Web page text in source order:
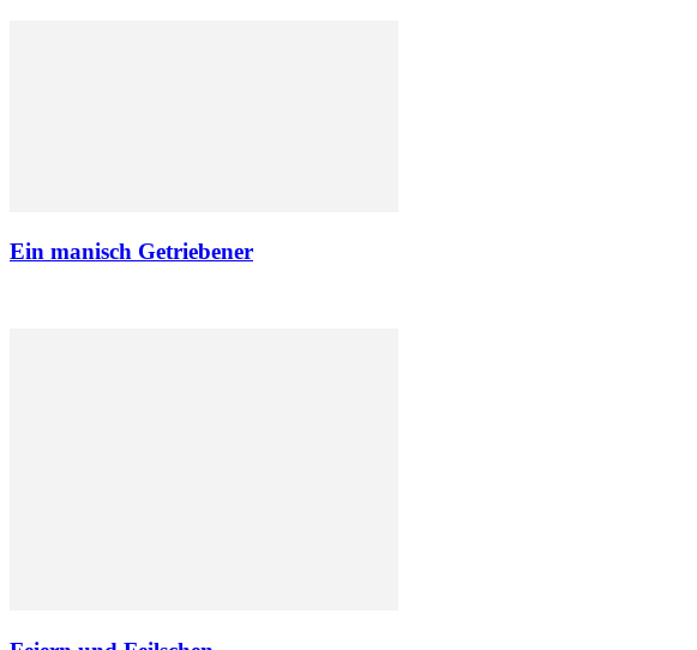
Ein manisch Getriebener